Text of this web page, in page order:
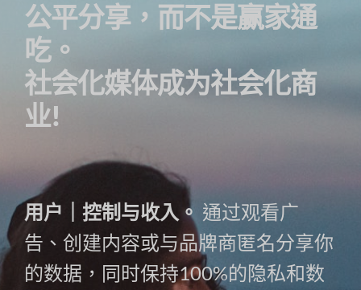
公平分享，而不是赢家通
吃。
社会化媒体成为社会化商
业!
用户｜控制与收入。 通过观看广
告、创建内容或与品牌商匿名分享你
的数据，同时保持100%的隐私和数